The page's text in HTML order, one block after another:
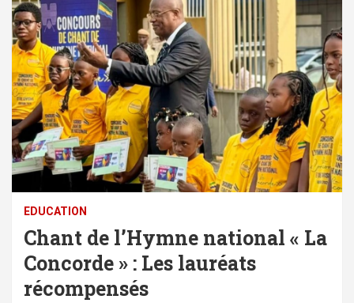
EDUCATION
Chant de l’Hymne national « La
Concorde » : Les lauréats
récompensés